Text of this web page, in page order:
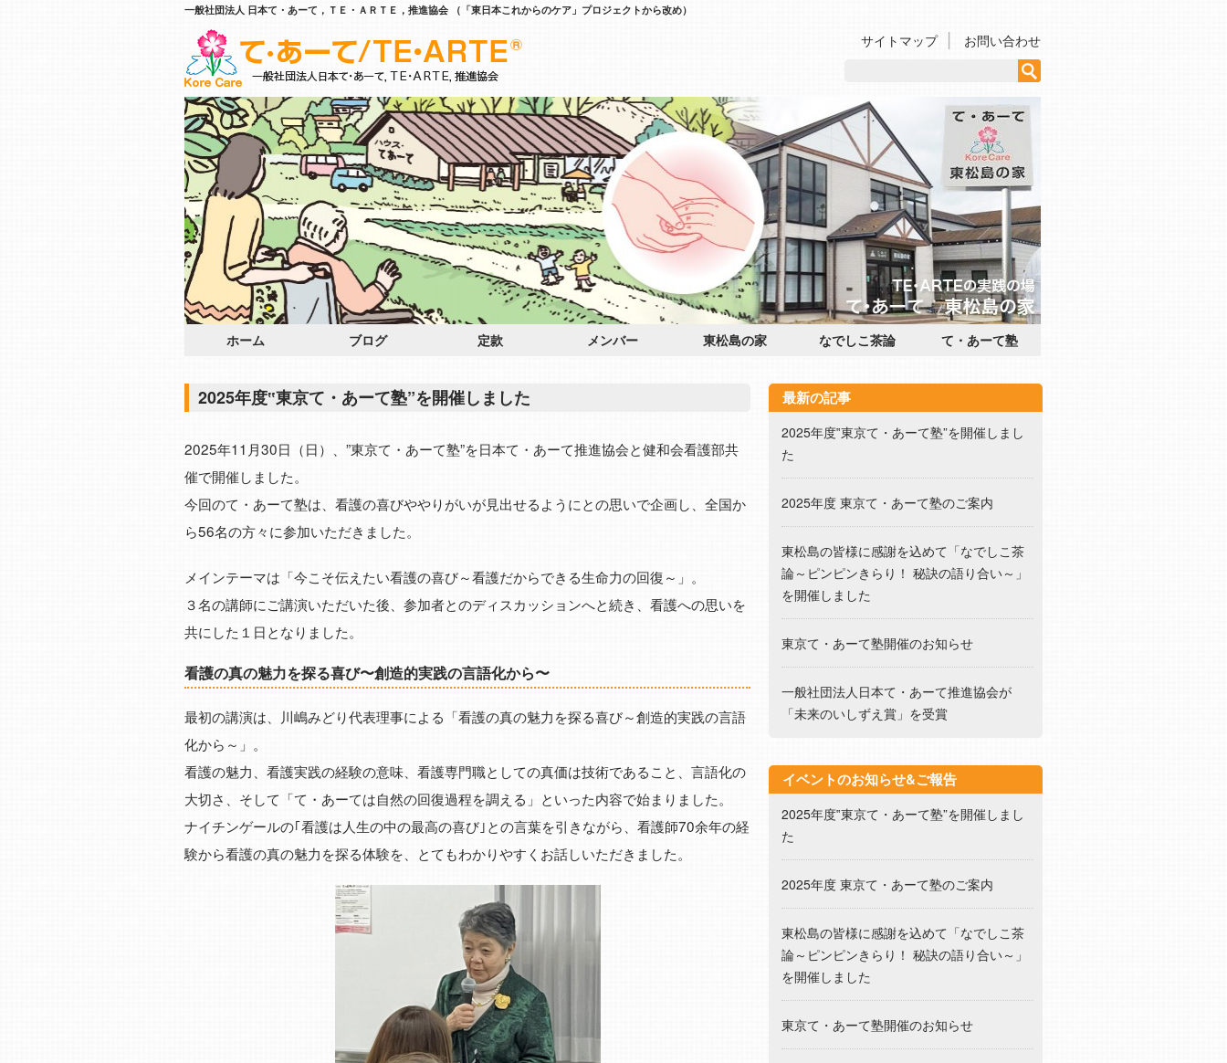
一般社団法人 日本て・あーて，ＴＥ・ＡＲＴＥ，推進協会 （「東日本これからのケア」プロジェクトから改め）
サイトマップ お問い合わせ
ホーム ブログ 定款 メンバー 東松島の家 なでしこ茶論 て・あーて塾
2025年度‟東京て・あーて塾”を開催しました
2025年11月30日（日）、”東京て・あーて塾”を日本て・あーて推進協会と健和会看護部共
催で開催しました。
今回のて・あーて塾は、看護の喜びややりがいが見出せるようにとの思いで企画し、全国か
ら56名の方々に参加いただきました。
メインテーマは「今こそ伝えたい看護の喜び～看護だからできる生命力の回復～」。
３名の講師にご講演いただいた後、参加者とのディスカッションへと続き、看護への思いを
共にした１日となりました。
看護の真の魅力を探る喜び〜創造的実践の言語化から〜
最初の講演は、川嶋みどり代表理事による「看護の真の魅力を探る喜び～創造的実践の言語
化から～」。
看護の魅力、看護実践の経験の意味、看護専門職としての真価は技術であること、言語化の
大切さ、そして「て・あーては自然の回復過程を調える」といった内容で始まりました。
ナイチンゲールの｢看護は人生の中の最高の喜び｣との言葉を引きながら、看護師70余年の経
験から看護の真の魅力を探る体験を、とてもわかりやすくお話しいただきました。
最新の記事
2025年度‟東京て・あーて塾”を開催しまし
た
2025年度 東京て・あーて塾のご案内
東松島の皆様に感謝を込めて「なでしこ茶
論～ピンピンきらり！ 秘訣の語り合い～」
を開催しました
東京て・あーて塾開催のお知らせ
一般社団法人日本て・あーて推進協会が
「未来のいしずえ賞」を受賞
イベントのお知らせ&ご報告
2025年度‟東京て・あーて塾”を開催しまし
た
2025年度 東京て・あーて塾のご案内
東松島の皆様に感謝を込めて「なでしこ茶
論～ピンピンきらり！ 秘訣の語り合い～」
を開催しました
東京て・あーて塾開催のお知らせ